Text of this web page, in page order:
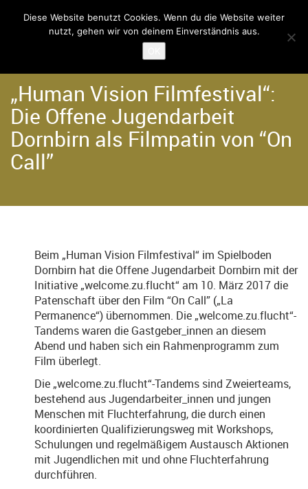
Angebote
„Human Vision Filmfestival“:
Die Offene Jugendarbeit
Dornbirn als Filmpatin von “On
Call”
Beim „Human Vision Filmfestival“ im Spielboden
Dornbirn hat die Offene Jugendarbeit Dornbirn mit der
Initiative „welcome.zu.flucht“ am 10. März 2017 die
Patenschaft über den Film “On Call” („La
Permanence“) übernommen. Die „welcome.zu.flucht“-
Tandems waren die Gastgeber_innen an diesem
Abend und haben sich ein Rahmenprogramm zum
Film überlegt.
Die „welcome.zu.flucht“-Tandems sind Zweierteams,
bestehend aus Jugendarbeiter_innen und jungen
Menschen mit Fluchterfahrung, die durch einen
koordinierten Qualifizierungsweg mit Workshops,
Schulungen und regelmäßigem Austausch Aktionen
mit Jugendlichen mit und ohne Fluchterfahrung
durchführen.
Diese Website benutzt Cookies. Wenn du die Website weiter
nutzt, gehen wir von deinem Einverständnis aus.